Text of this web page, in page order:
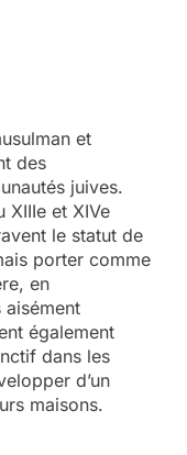
et
des
juives.
XIIIe et XIVe
le statut de
porter comme
en
aisément
également
dans les
d’un
maisons.